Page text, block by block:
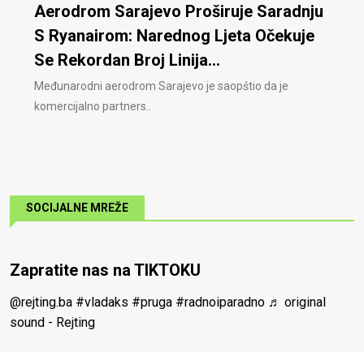
Aerodrom Sarajevo Proširuje Saradnju
S Ryanairom: Narednog Ljeta Očekuje
Se Rekordan Broj Linija...
Međunarodni aerodrom Sarajevo je saopštio da je
komercijalno partners..
SOCIJALNE MREŽE
Zapratite nas na TIKTOKU
@rejting.ba #vladaks #pruga #radnoiparadno ♬ original
sound - Rejting